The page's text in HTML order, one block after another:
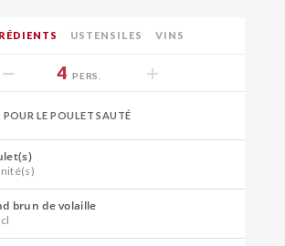
USTENSILES VINS
4 PERS.
POUR LE POULET SAUTÉ
brun de volaille
cl